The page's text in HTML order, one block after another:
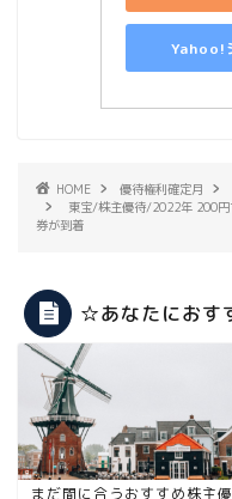
Yahoo!
HOME 優待権利確定月
東宝/株主優待/2022年 200円
券が到着
☆あなたにおす
まだ間に合うおすすめ株主優